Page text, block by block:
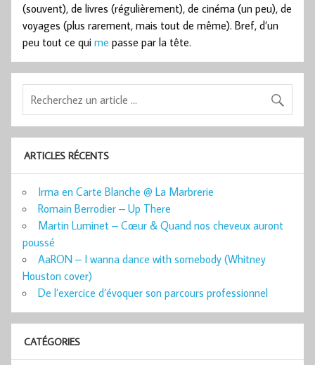
(souvent), de livres (régulièrement), de cinéma (un peu), de
voyages (plus rarement, mais tout de même). Bref, d’un
peu tout ce qui me passe par la tête.
ARTICLES RÉCENTS
Irma en Carte Blanche @ La Marbrerie
Romain Berrodier – Up There
Martin Luminet – Cœur & Quand nos cheveux auront
poussé
AaRON – I wanna dance with somebody (Whitney
Houston cover)
De l’exercice d’évoquer son parcours professionnel
CATÉGORIES